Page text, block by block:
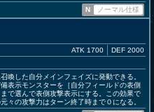
N
ノーマル仕様
ATK 1700 DEF 2000
喚した自分メインフェイズに発動できる。
表示モンスターを［自分フィールドの表側
で選んで表側攻撃表示にする。この効果で
々の攻撃力はターン終了時まで０になる。